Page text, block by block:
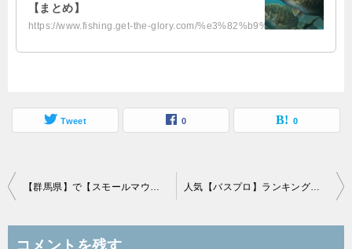
【まとめ】
https://www.fishing.get-the-glory.com/%e3%82%b9%e3%83%a2%e3%83%bc%e3%83%ab%e3...
Tweet 0 0
投
コメントを残す